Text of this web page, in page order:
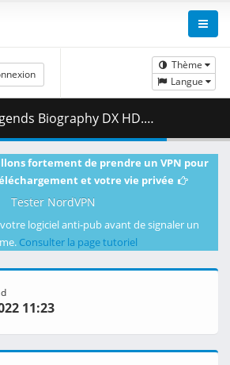
Thème
Langue
DX HD.mp4 ( 2.26 GB )
fortement de prendre un VPN pour
et votre vie privée
Tester NordVPN
logiciel anti-pub avant de signaler un
Consulter la page tutoriel
11:23